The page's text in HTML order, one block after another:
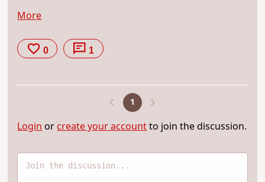
More
0 1
1
Login or create your accountto join the discussion.